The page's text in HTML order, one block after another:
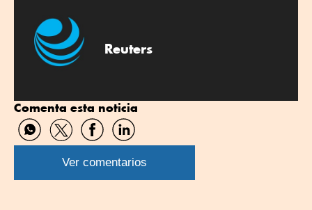
Reuters
Comenta esta noticia
Compartir
por
WhatsApp
Compartir
por
Twitter
Compartir
por
Facebook
Compartir
por
Linkedin
Ver comentarios